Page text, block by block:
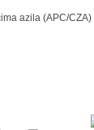
azila (APC/CZA)